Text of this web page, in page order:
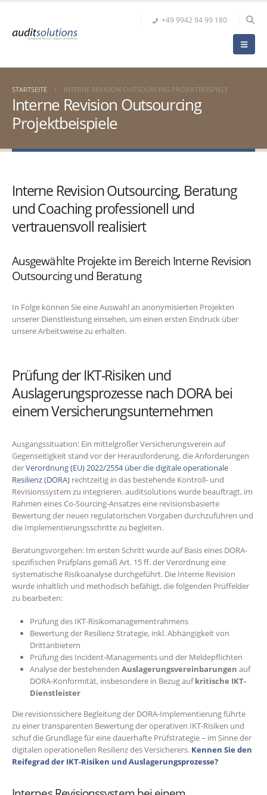
+49 9942 94 99 180
STARTSEITE INTERNE REVISION OUTSOURCING PROJEKTBEISPIELE
Interne Revision Outsourcing
Projektbeispiele
Interne Revision Outsourcing, Beratung
und Coaching professionell und
vertrauensvoll realisiert
Ausgewählte Projekte im Bereich Interne Revision
Outsourcing und Beratung
In Folge können Sie eine Auswahl an anonymisierten Projekten
unserer Dienstleistung einsehen, um einen ersten Eindruck über
unsere Arbeitsweise zu erhalten.
Prüfung der IKT-Risiken und
Auslagerungsprozesse nach DORA bei
einem Versicherungsunternehmen
Ausgangssituation: Ein mittelgroßer Versicherungsverein auf
Gegenseitigkeit stand vor der Herausforderung, die Anforderungen
derVerordnung (EU) 2022/2554 über die digitale operationale
Resilienz (DORA) rechtzeitig in das bestehende Kontroll- und
Revisionssystem zu integrieren. auditsolutions wurde beauftragt, im
Rahmen eines Co-Sourcing-Ansatzes eine revisionsbasierte
Bewertung der neuen regulatorischen Vorgaben durchzuführen und
die Implementierungsschritte zu begleiten.
Beratungsvorgehen: Im ersten Schritt wurde auf Basis eines DORA-
spezifischen Prüfplans gemäß Art. 15 ff. der Verordnung eine
systematische Risikoanalyse durchgeführt. Die Interne Revision
wurde inhaltlich und methodisch befähigt, die folgenden Prüffelder
zu bearbeiten:
Prüfung des IKT-Risikomanagementrahmens
Bewertung der Resilienz Strategie, inkl. Abhängigkeit von
Drittanbietern
Prüfung des Incident-Managements und der Meldepflichten
Analyse der bestehenden Auslagerungsvereinbarungen auf
DORA-Konformität, insbesondere in Bezug aufkritische IKT-
Dienstleister
Die revisionssichere Begleitung der DORA-Implementierung führte
zu einer transparenten Bewertung der operativen IKT-Risiken und
schuf die Grundlage für eine dauerhafte Prüfstrategie – im Sinne der
digitalen operationellen Resilienz des Versicherers. Kennen Sie den
Reifegrad der IKT-Risiken und Auslagerungsprozesse?